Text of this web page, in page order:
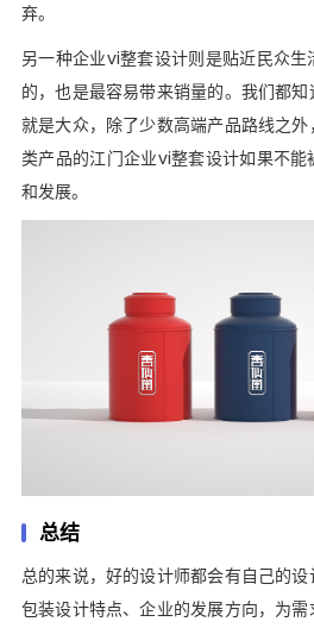
弃。
另一种企业vi整套设计则是贴近民众
的，也是最容易带来销量的。我们都
就是大众，除了少数高端产品路线之
类产品的江门企业vi整套设计如果不
和发展。
总结
总的来说，好的设计师都会有自己的
包装设计特点、企业的发展方向，为